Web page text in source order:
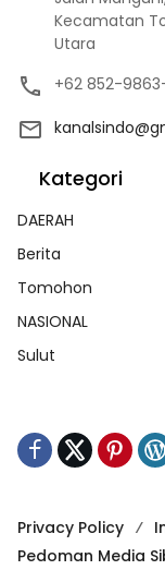
Kecamatan
Utara
+62 852-
Kategori
DAERAH
Berita
Tomohon
NASIONAL
Sulut
Privacy Policy
Pedoman Media